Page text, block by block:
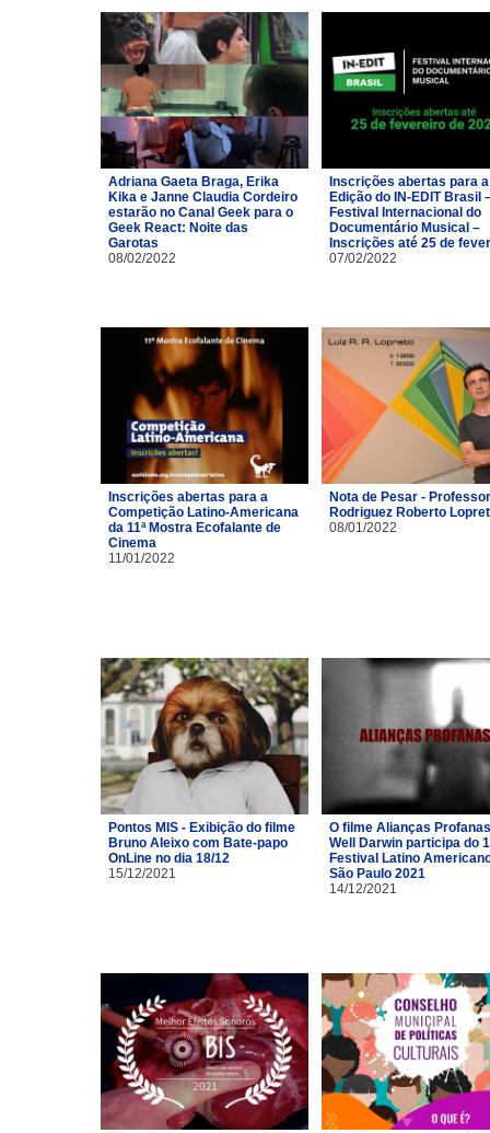
Adriana Gaeta Braga, Erika
Kika e Janne Claudia Cordeiro
estarão no Canal Geek para o
Geek React: Noite das
Garotas
08/02/2022
Inscrições abertas para a
Edição do IN-EDIT Brasil
Festival Internacional do
Documentário Musical –
Inscrições até 25 de
07/02/2022
Inscrições abertas para a
Competição Latino-Americana
da 11ª Mostra Ecofalante de
Cinema
11/01/2022
Nota de Pesar -
Rodriguez Roberto
08/01/2022
Pontos MIS - Exibição do filme
Bruno Aleixo com Bate-papo
OnLine no dia 18/12
15/12/2021
O filme Alianças
Well Darwin participa do
Festival Latino
São Paulo 2021
14/12/2021